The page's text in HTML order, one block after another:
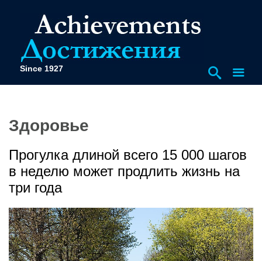
Since 1927
Здоровье
Прогулка длиной всего 15 000 шагов
в неделю может продлить жизнь на
три года